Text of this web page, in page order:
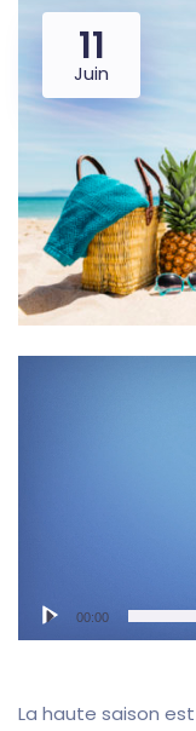
11
Juin
00:00
La haute saison